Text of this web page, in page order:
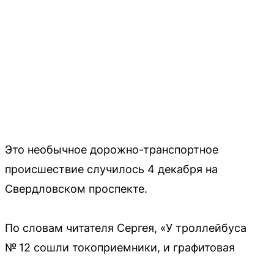
Это необычное дорожно-транспортное
происшествие случилось 4 декабря на
Свердловском проспекте.
По словам читателя Сергея, «У троллейбуса
№ 12 сошли токоприемники, и графитовая